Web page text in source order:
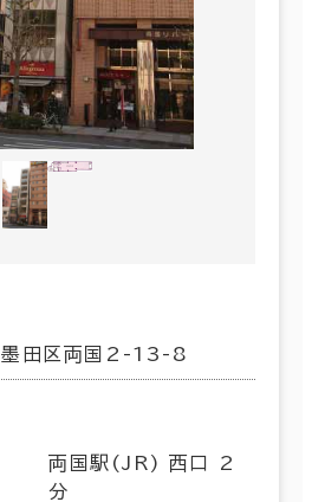
墨田区両国2-13-8
両国駅(JR) 西口 2
分